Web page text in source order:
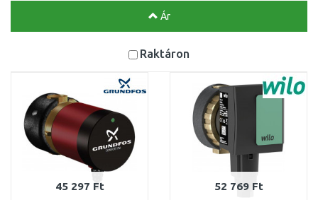
Ár
Raktáron
45 297 Ft 52 769 Ft